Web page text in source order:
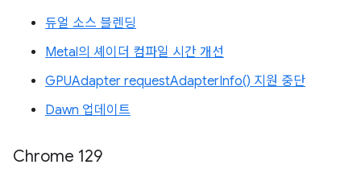
듀얼 소스 블렌딩
Metal의 셰이더 컴파일 시간 개선
GPUAdapter requestAdapterInfo() 지원 중단
Dawn 업데이트
Chrome 129